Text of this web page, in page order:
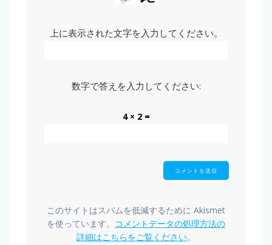
上に表示された文字を入力してください。
数字で答えを入力してください:
4 × 2 =
このサイトはスパムを低減するために Akismet
を使っています。 コメントデータの処理方法の
詳細はこちらをご覧ください。